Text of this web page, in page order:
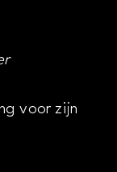
voor zijn